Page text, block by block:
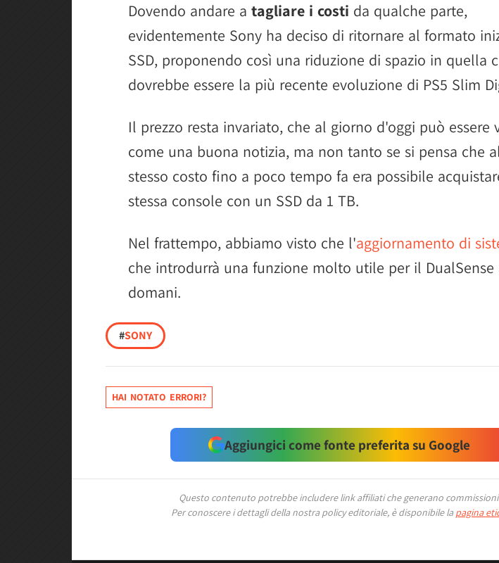
Dovendo andare a tagliare i costi da qualche parte,
evidentemente Sony ha deciso di ritornare al formato
SSD, proponendo così una riduzione di spazio in quella
dovrebbe essere la più recente evoluzione di PS5 Slim
Il prezzo resta invariato, che al giorno d'oggi può essere
come una buona notizia, ma non tanto se si pensa che
stesso costo fino a poco tempo fa era possibile
stessa console con un SSD da 1 TB.
Nel frattempo, abbiamo visto che l'aggiornamento di
che introdurrà una funzione molto utile per il DualSense
domani.
#SONY
HAI NOTATO ERRORI?
Aggiungici come fonte preferita su Google
Questo contenuto potrebbe includere link affiliati che generano
Per conoscere i dettagli della nostra policy editoriale, è disponibile la pagina